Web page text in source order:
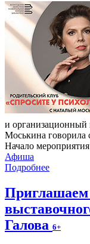
и организационный
Моськина говорила
Начало
Афиша
Подробнее
Приглашаем
Галова 6+